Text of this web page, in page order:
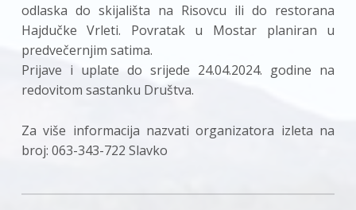
odlaska do skijališta na Risovcu ili do restorana
Hajdučke Vrleti. Povratak u Mostar planiran u
predvečernjim satima.
Prijave i uplate do srijede 24.04.2024. godine na
redovitom sastanku Društva.
Za više informacija nazvati organizatora izleta na
broj: 063-343-722 Slavko